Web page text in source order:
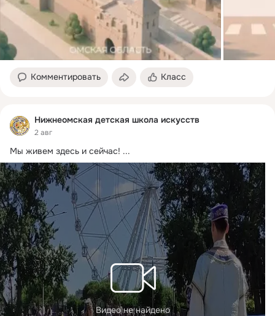
Комментировать Класс
Нижнеомская детская школа искусств
2 авг
Мы живем здесь и сейчас! ...
Видео не найдено